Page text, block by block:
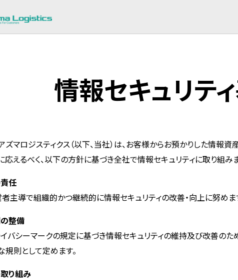
情報セキュリテ
マロジスティクス（以下、当社）は、お客様からお預かりした情報
えるべく、以下の方針に基づき全社で情報セキュリティに取り組みま
任
主導で組織的かつ継続的に情報セキュリティの改善・向上に努めま
整備
バシーマークの規定に基づき情報セキュリティの維持及び改善のた
則として定めます。
り組み